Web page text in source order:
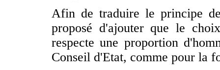
Afin de traduire le principe
proposé d'ajouter que le
respecte une proportion
Conseil d'Etat, comme pour la